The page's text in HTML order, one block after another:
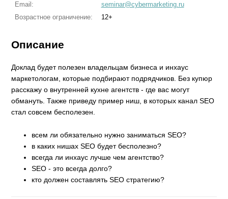
Email:
seminar@cybermarketing.ru
Возрастное ограничение:
12+
Описание
Доклад будет полезен владельцам бизнеса и инхаус
маркетологам, которые подбирают подрядчиков. Без купюр
расскажу о внутренней кухне агентств - где вас могут
обмануть. Также приведу пример ниш, в которых канал SEO
стал совсем бесполезен.
всем ли обязательно нужно заниматься SEO?
в каких нишах SEO будет бесполезно?
всегда ли инхаус лучше чем агентство?
SEO - это всегда долго?
кто должен составлять SEO стратегию?